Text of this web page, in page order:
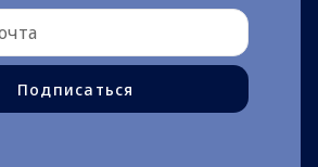
Подписаться